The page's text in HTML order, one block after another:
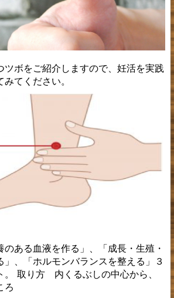
ツボをご紹介しますので、妊活を実践
てください。
ある血液を作る」、「成長・生殖・
」、「ホルモンバランスを整える」３
。 取り方 内くるぶしの中心から、
ろ